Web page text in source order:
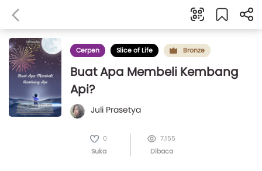
Cerpen Slice of Life Bronze
Buat Apa Membeli Kembang
Api?
Juli Prasetya
0
Suka
7,155
Dibaca